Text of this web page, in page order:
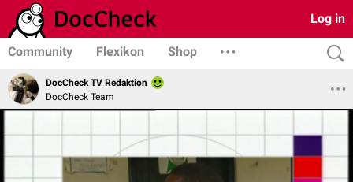
Log in
Community Flexikon Shop
DocCheck TV Redaktion
DocCheck Team